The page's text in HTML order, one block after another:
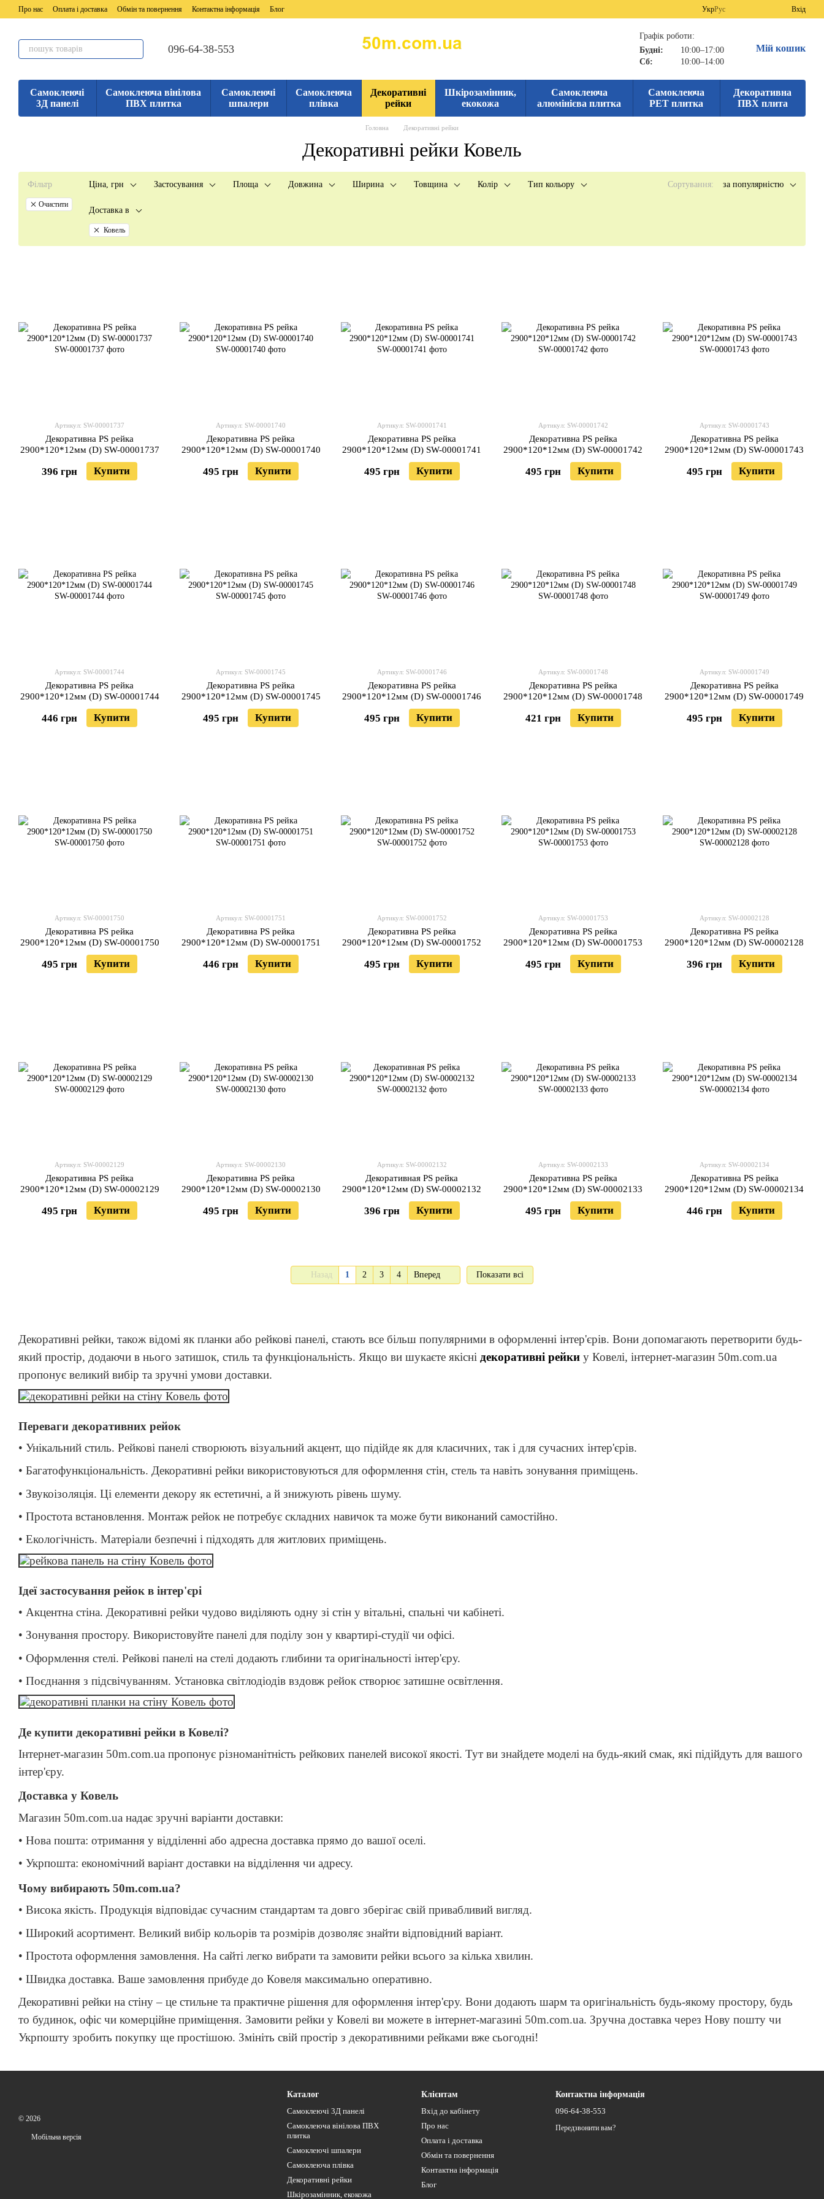
Перейти до основного контенту
Про нас Оплата і доставка Обмін та повернення Контактна інформація Блог УкрРус Вхід
096-64-38-553
Графік роботи:
Будні:
10:00–17:00
Сб:
10:00–14:00
Мій кошик
Самоклеючі
3Д панелі
Самоклеюча вінілова
ПВХ плитка
Самоклеючі
шпалери
Самоклеюча
плівка
Декоративні
рейки
Шкірозамінник,
екокожа
Самоклеюча
алюмінієва плитка
Самоклеюча
PET плитка
Декоративна
ПВХ плита
Головна Декоративні рейки
Декоративні рейки Ковель
Фільтр
Очистити
Ціна, грн Застосування Площа Довжина Ширина Товщина Колір Тип кольору
Доставка в
Ковель
Сортування: за популярністю
Декоративні рейки, також відомі як планки або рейкові панелі, стають все більш популярними в оформленні інтер'єрів. Вони допомагають перетворити будь-
який простір, додаючи в нього затишок, стиль та функціональність. Якщо ви шукаєте якісні декоративні рейки у Ковелі, інтернет-магазин 50m.com.ua
пропонує великий вибір та зручні умови доставки.
Переваги декоративних рейок
• Унікальний стиль. Рейкові панелі створюють візуальний акцент, що підійде як для класичних, так і для сучасних інтер'єрів.
• Багатофункціональність. Декоративні рейки використовуються для оформлення стін, стель та навіть зонування приміщень.
• Звукоізоляція. Ці елементи декору як естетичні, а й знижують рівень шуму.
• Простота встановлення. Монтаж рейок не потребує складних навичок та може бути виконаний самостійно.
• Екологічність. Матеріали безпечні і підходять для житлових приміщень.
Ідеї ​​застосування рейок в інтер'єрі
• Акцентна стіна. Декоративні рейки чудово виділяють одну зі стін у вітальні, спальні чи кабінеті.
• Зонування простору. Використовуйте панелі для поділу зон у квартирі-студії чи офісі.
• Оформлення стелі. Рейкові панелі на стелі додають глибини та оригінальності інтер'єру.
• Поєднання з підсвічуванням. Установка світлодіодів вздовж рейок створює затишне освітлення.
Де купити декоративні рейки в Ковелі?
Інтернет-магазин 50m.com.ua пропонує різноманітність рейкових панелей високої якості. Тут ви знайдете моделі на будь-який смак, які підійдуть для вашого
інтер'єру.
Доставка у Ковель
Магазин 50m.com.ua надає зручні варіанти доставки:
• Нова пошта: отримання у відділенні або адресна доставка прямо до вашої оселі.
• Укрпошта: економічний варіант доставки на відділення чи адресу.
Чому вибирають 50m.com.ua?
• Висока якість. Продукція відповідає сучасним стандартам та довго зберігає свій привабливий вигляд.
• Широкий асортимент. Великий вибір кольорів та розмірів дозволяє знайти відповідний варіант.
• Простота оформлення замовлення. На сайті легко вибрати та замовити рейки всього за кілька хвилин.
• Швидка доставка. Ваше замовлення прибуде до Ковеля максимально оперативно.
Декоративні рейки на стіну – це стильне та практичне рішення для оформлення інтер'єру. Вони додають шарм та оригінальність будь-якому простору, будь
то будинок, офіс чи комерційне приміщення. Замовити рейки у Ковелі ви можете в інтернет-магазині 50m.com.ua. Зручна доставка через Нову пошту чи
Укрпошту зробить покупку ще простішою. Змініть свій простір з декоративними рейками вже сьогодні!
Артикул: SW-00001737
Декоративна PS рейка
2900*120*12мм (D) SW-00001737
396 грн Купити
Артикул: SW-00001740
Декоративна PS рейка
2900*120*12мм (D) SW-00001740
495 грн Купити
Артикул: SW-00001741
Декоративна PS рейка
2900*120*12мм (D) SW-00001741
495 грн Купити
Артикул: SW-00001742
Декоративна PS рейка
2900*120*12мм (D) SW-00001742
495 грн Купити
Артикул: SW-00001743
Декоративна PS рейка
2900*120*12мм (D) SW-00001743
495 грн Купити
Артикул: SW-00001744
Декоративна PS рейка
2900*120*12мм (D) SW-00001744
446 грн Купити
Артикул: SW-00001745
Декоративна PS рейка
2900*120*12мм (D) SW-00001745
495 грн Купити
Артикул: SW-00001746
Декоративна PS рейка
2900*120*12мм (D) SW-00001746
495 грн Купити
Артикул: SW-00001748
Декоративна PS рейка
2900*120*12мм (D) SW-00001748
421 грн Купити
Артикул: SW-00001749
Декоративна PS рейка
2900*120*12мм (D) SW-00001749
495 грн Купити
Артикул: SW-00001750
Декоративна PS рейка
2900*120*12мм (D) SW-00001750
495 грн Купити
Артикул: SW-00001751
Декоративна PS рейка
2900*120*12мм (D) SW-00001751
446 грн Купити
Артикул: SW-00001752
Декоративна PS рейка
2900*120*12мм (D) SW-00001752
495 грн Купити
Артикул: SW-00001753
Декоративна PS рейка
2900*120*12мм (D) SW-00001753
495 грн Купити
Артикул: SW-00002128
Декоративна PS рейка
2900*120*12мм (D) SW-00002128
396 грн Купити
Артикул: SW-00002129
Декоративна PS рейка
2900*120*12мм (D) SW-00002129
495 грн Купити
Артикул: SW-00002130
Декоративна PS рейка
2900*120*12мм (D) SW-00002130
495 грн Купити
Артикул: SW-00002132
Декоративная PS рейка
2900*120*12мм (D) SW-00002132
396 грн Купити
Артикул: SW-00002133
Декоративна PS рейка
2900*120*12мм (D) SW-00002133
495 грн Купити
Артикул: SW-00002134
Декоративна PS рейка
2900*120*12мм (D) SW-00002134
446 грн Купити
Назад 1 2 3 4 Вперед Показати всі
© 2026
Мобільна версія
Каталог
Самоклеючі 3Д панелі
Самоклеюча вінілова ПВХ
плитка
Самоклеючі шпалери
Самоклеюча плівка
Декоративні рейки
Шкірозамінник, екокожа
Клієнтам
Вхід до кабінету
Про нас
Оплата і доставка
Обмін та повернення
Контактна інформація
Блог
Контактна інформація
096-64-38-553
Передзвонити вам?